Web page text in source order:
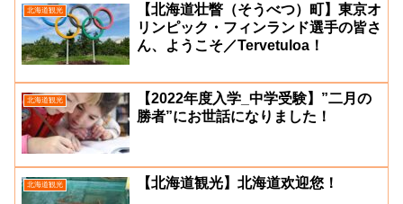
北海道観光
【北海道壮瞥（そうべつ）町】東京オ
リンピック・フィンランド選手の皆さ
ん、ようこそ／Tervetuloa！
北海道観光
【2022年度入学_中学受験】”二月の
勝者”にお世話になりました！
北海道観光 【北海道観光】北海道欢迎您！